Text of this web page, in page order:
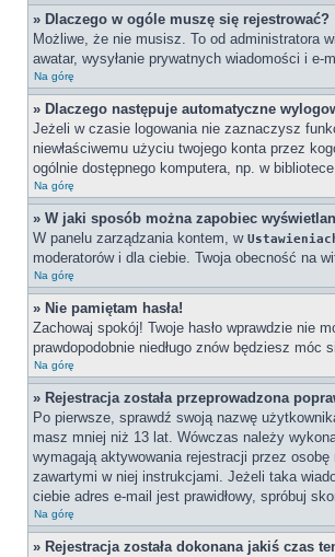
» Dlaczego w ogóle muszę się rejestrować?
Możliwe, że nie musisz. To od administratora
awatar, wysyłanie prywatnych wiadomości i
Na górę
» Dlaczego następuje automatyczne
Jeżeli w czasie logowania nie zaznaczysz
niewłaściwemu użyciu twojego konta przez
ogólnie dostępnego komputera, np. w
Na górę
» W jaki sposób można zapobiec
W panelu zarządzania kontem, w
moderatorów i dla ciebie. Twoja obecność na
Na górę
» Nie pamiętam hasła!
Zachowaj spokój! Twoje hasło wprawdzie nie
prawdopodobnie niedługo znów będziesz móc
Na górę
» Rejestracja została przeprowadzona
Po pierwsze, sprawdź swoją nazwę
masz mniej niż 13 lat. Wówczas należy
wymagają aktywowania rejestracji przez
zawartymi w niej instrukcjami. Jeżeli taka
ciebie adres e-mail jest prawidłowy, spróbuj
Na górę
» Rejestracja została dokonana jakiś czas